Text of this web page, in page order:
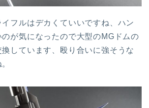
フルはデカくていいですね、ハン
のが気になったので大型のMGドムの
しています、殴り合いに強そうな